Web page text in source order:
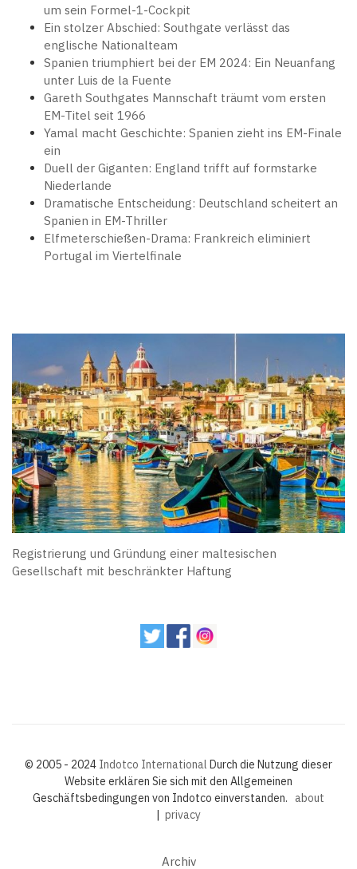
um sein Formel-1-Cockpit
Ein stolzer Abschied: Southgate verlässt das
englische Nationalteam
Spanien triumphiert bei der EM 2024: Ein Neuanfang
unter Luis de la Fuente
Gareth Southgates Mannschaft träumt vom ersten
EM-Titel seit 1966
Yamal macht Geschichte: Spanien zieht ins EM-Finale
ein
Duell der Giganten: England trifft auf formstarke
Niederlande
Dramatische Entscheidung: Deutschland scheitert an
Spanien in EM-Thriller
Elfmeterschießen-Drama: Frankreich eliminiert
Portugal im Viertelfinale
Registrierung und Gründung einer maltesischen
Gesellschaft mit beschränkter Haftung
© 2005 - 2024 Indotco International Durch die Nutzung dieser
Website erklären Sie sich mit den Allgemeinen
Geschäftsbedingungen von Indotco einverstanden. about
| privacy
Archiv